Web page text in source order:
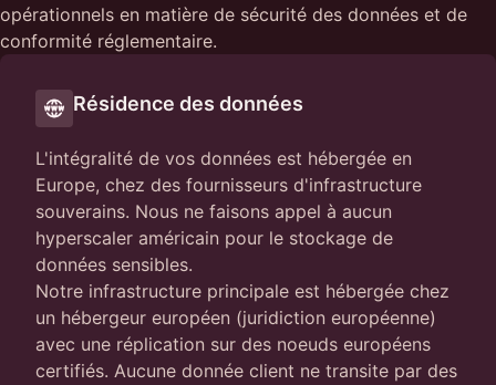
opérationnels en matière de sécurité des données et de
conformité réglementaire.
Résidence des données
L'intégralité de vos données est hébergée en
Europe, chez des fournisseurs d'infrastructure
souverains. Nous ne faisons appel à aucun
hyperscaler américain pour le stockage de
données sensibles.
Notre infrastructure principale est hébergée chez
un hébergeur européen (juridiction européenne)
avec une réplication sur des noeuds européens
certifiés. Aucune donnée client ne transite par des